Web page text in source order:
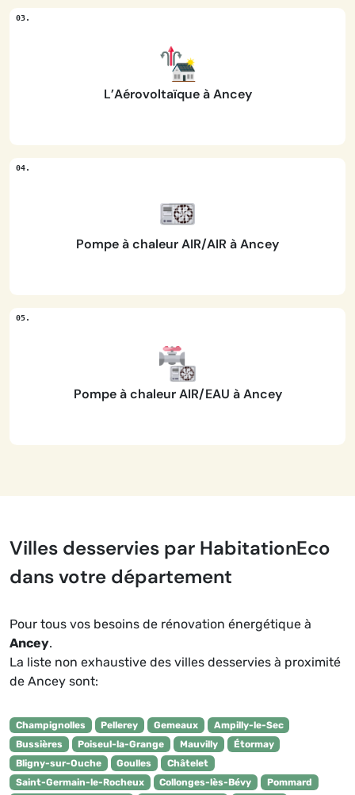
L’Aérovoltaïque à Ancey
Pompe à chaleur AIR/AIR à Ancey
Pompe à chaleur AIR/EAU à Ancey
Villes desservies par HabitationEco
dans votre département
Pour tous vos besoins de rénovation énergétique à
Ancey.
La liste non exhaustive des villes desservies à proximité
de Ancey sont:
Champignolles Pellerey Gemeaux
Ampilly-le-Sec
Bussières
Poiseul-la-Grange Mauvilly
Étormay
Bligny-sur-Ouche
Goulles
Châtelet
Saint-Germain-le-Rocheux
Collonges-lès-Bévy
Pommard